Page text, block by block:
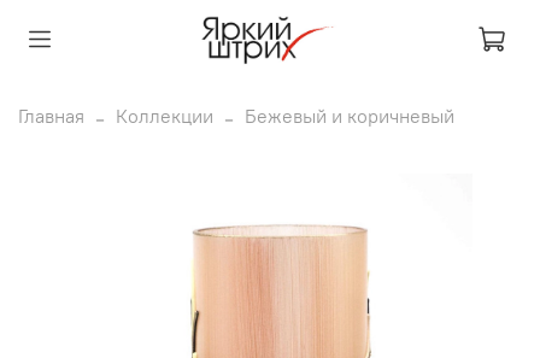
Главная Коллекции Бежевый и коричневый